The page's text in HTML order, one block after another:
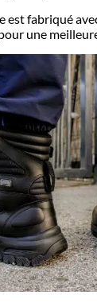
est fabriqué
une